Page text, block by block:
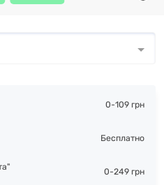
0-109 грн
Бесплатно
0-249 грн